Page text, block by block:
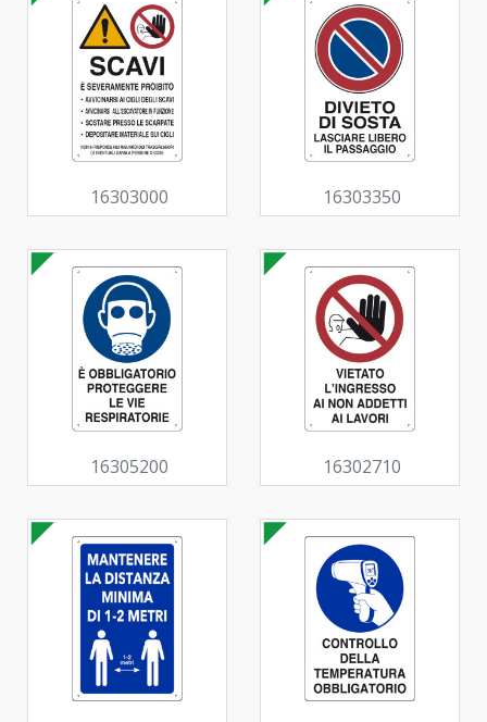
16303000 16303350
16305200 16302710